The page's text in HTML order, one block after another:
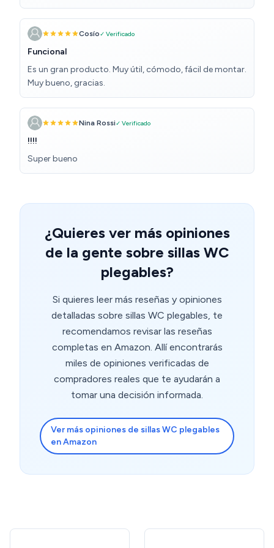
hemos probado, pero creo, que el armazón se puede
adaptar al water para sujetarte.
Cosío✓ Verificado
Funcional
Es un gran producto. Muy útil, cómodo, fácil de montar.
Muy bueno, gracias.
Nina Rossi✓ Verificado
!!!!
Super bueno
¿Quieres ver más opiniones
de la gente sobre sillas WC
plegables?
Si quieres leer más reseñas y opiniones
detalladas sobre sillas WC plegables, te
recomendamos revisar las reseñas
completas en Amazon. Allí encontrarás
miles de opiniones verificadas de
compradores reales que te ayudarán a
tomar una decisión informada.
Ver más opiniones de sillas WC plegables
en Amazon